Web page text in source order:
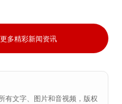
多精彩新闻资讯
有文字、图片和音视频，版权